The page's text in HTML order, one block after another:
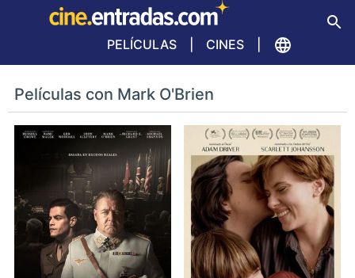
PELÍCULAS CINES
Películas con Mark O'Brien